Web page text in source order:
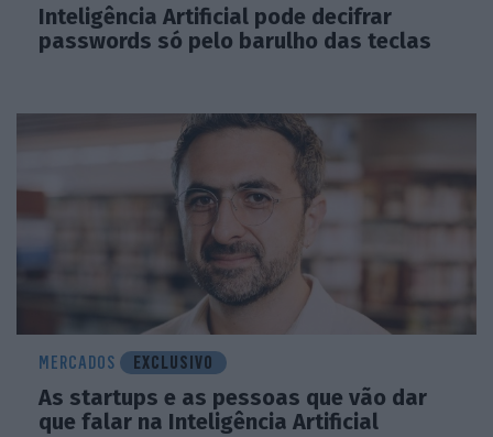
Inteligência Artificial pode decifrar
passwords só pelo barulho das teclas
MERCADOS EXCLUSIVO
As startups e as pessoas que vão dar
que falar na Inteligência Artificial